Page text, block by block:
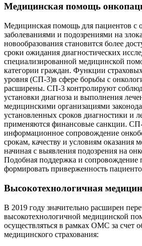
Медицинская помощь
Медицинская помощь для пациентов с
заболеваниями и подозрениями на
новообразования становится более
сроки ожидания диагностических
специализированной медицинской
категории граждан. Функции
уровня (СП-3)в сфере борьбы с
расширены. СП-3 контролируют
установки диагноза и выполнения
медицинскими организациями
установленных сроков диагностики и
применяются финансовые санкции.
информационное сопровождение
срокам, качеству и условиям оказания
начиная с выявления подозрения на
Подобная поддержка и сопровождение
формировать приверженность
Высокотехнологичная
В 2019 году значительно расширен
высокотехнологичной медицинской
осуществляться в рамках ОМС за счет
медицинского страхования: